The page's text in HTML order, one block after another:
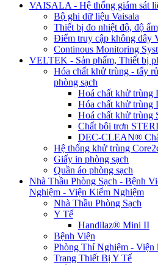
VAISALA - Hệ thống giám sát
Bộ ghi dữ liệu Vaisala
Thiết bị đo nhiệt độ, độ
Điểm truy cập không dây
Continous Monitoring
VELTEK - Sản phẩm, Thiết bị
Hóa chất khử trùng - tẩy
phòng sạch
Hoá chất khử
Hóa chất khử
Hoá chất khử
Chất bôi trơn
DEC-CLEAN®
Hệ thống khử trùng
Giấy in phòng sạch
Quần áo phòng sạch
Nhà Thầu Phòng Sạch - Bệnh
Nghiệm - Viện Kiểm Nghiệm
Nhà Thầu Phòng Sạch
Y Tế
Handilaz® Mini II
Bệnh Viện
Phòng Thí Nghiệm - Viện
Trang Thiết Bị Y Tế